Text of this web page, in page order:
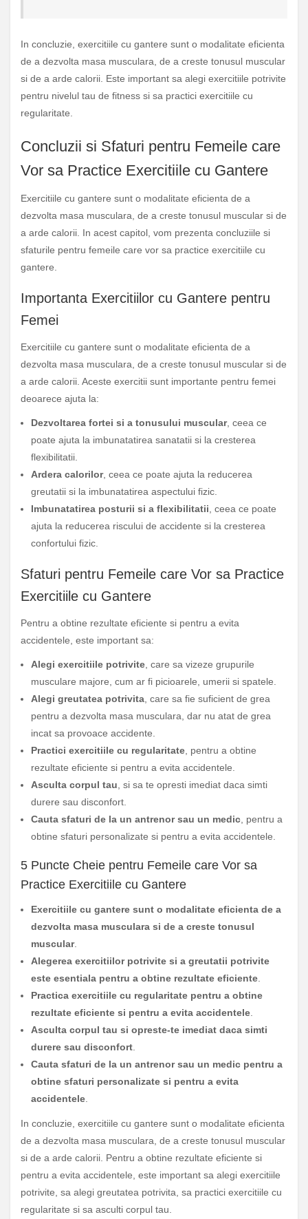
In concluzie, exercitiile cu gantere sunt o modalitate eficienta
de a dezvolta masa musculara, de a creste tonusul muscular
si de a arde calorii. Este important sa alegi exercitiile potrivite
pentru nivelul tau de fitness si sa practici exercitiile cu
regularitate.
Concluzii si Sfaturi pentru Femeile care
Vor sa Practice Exercitiile cu Gantere
Exercitiile cu gantere sunt o modalitate eficienta de a
dezvolta masa musculara, de a creste tonusul muscular si de
a arde calorii. In acest capitol, vom prezenta concluziile si
sfaturile pentru femeile care vor sa practice exercitiile cu
gantere.
Importanta Exercitiilor cu Gantere pentru
Femei
Exercitiile cu gantere sunt o modalitate eficienta de a
dezvolta masa musculara, de a creste tonusul muscular si de
a arde calorii. Aceste exercitii sunt importante pentru femei
deoarece ajuta la:
Dezvoltarea fortei si a tonusului muscular, ceea ce
poate ajuta la imbunatatirea sanatatii si la cresterea
flexibilitatii.
Ardera calorilor, ceea ce poate ajuta la reducerea
greutatii si la imbunatatirea aspectului fizic.
Imbunatatirea posturii si a flexibilitatii , ceea ce poate
ajuta la reducerea riscului de accidente si la cresterea
confortului fizic.
Sfaturi pentru Femeile care Vor sa Practice
Exercitiile cu Gantere
Pentru a obtine rezultate eficiente si pentru a evita
accidentele, este important sa:
Alegi exercitiile potrivite, care sa vizeze grupurile
musculare majore, cum ar fi picioarele, umerii si spatele.
Alegi greutatea potrivita, care sa fie suficient de grea
pentru a dezvolta masa musculara, dar nu atat de grea
incat sa provoace accidente.
Practici exercitiile cu regularitate, pentru a obtine
rezultate eficiente si pentru a evita accidentele.
Asculta corpul tau, si sa te opresti imediat daca simti
durere sau disconfort.
Cauta sfaturi de la un antrenor sau un medic, pentru a
obtine sfaturi personalizate si pentru a evita accidentele.
5 Puncte Cheie pentru Femeile care Vor sa
Practice Exercitiile cu Gantere
Exercitiile cu gantere sunt o modalitate eficienta de a
dezvolta masa musculara si de a creste tonusul
muscular.
Alegerea exercitiilor potrivite si a greutatii potrivite
este esentiala pentru a obtine rezultate eficiente
Practica exercitiile cu regularitate pentru a obtine
rezultate eficiente si pentru a evita accidentele
Asculta corpul tau si opreste-te imediat daca simti
durere sau disconfort
Cauta sfaturi de la un antrenor sau un medic pentru a
obtine sfaturi personalizate si pentru a evita
accidentele
In concluzie, exercitiile cu gantere sunt o modalitate eficienta
de a dezvolta masa musculara, de a creste tonusul muscular
si de a arde calorii. Pentru a obtine rezultate eficiente si
pentru a evita accidentele, este important sa alegi exercitiile
potrivite, sa alegi greutatea potrivita, sa practici exercitiile cu
regularitate si sa asculti corpul tau.